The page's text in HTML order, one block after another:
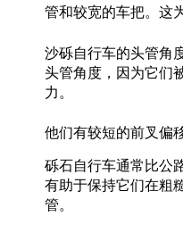
管和较宽的车把。这
沙砾自行车的头管角
头管角度，因为它们
力。
他们有较短的前叉偏
砾石自行车通常比公
有助于保持它们在粗
管。